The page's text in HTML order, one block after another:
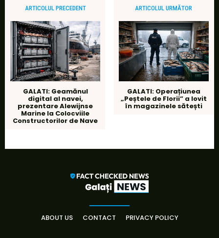
ARTICOLUL PRECEDENT
GALATI: Geamănul
digital al navei,
prezentare Alewijnse
Marine la Colocviile
Constructorilor de Nave
ARTICOLUL URMĂTOR
GALATI: Operațiunea
„Peștele de Florii” a lovit
în magazinele sătești
ABOUT US CONTACT PRIVACY POLICY